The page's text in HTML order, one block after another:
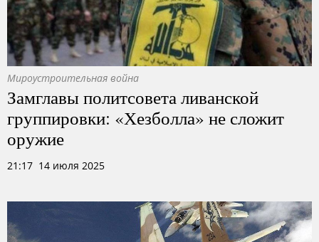
Мироустроительная война
Замглавы политсовета ливанской
группировки: «Хезболла» не сложит
оружие
21:17 14 июля 2025